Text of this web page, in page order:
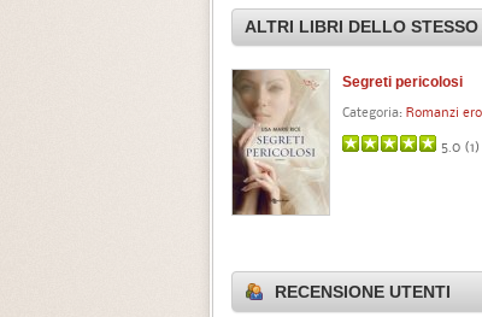
ALTRI LIBRI DELLO STESSO
Segreti pericolosi
Categoria: Romanzi
5.0 (1)
RECENSIONE UTENTI